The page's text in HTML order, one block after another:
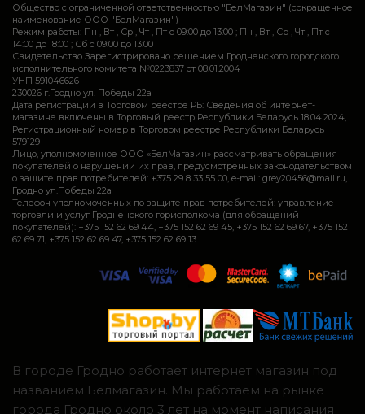
Общество с ограниченной ответственностью "БелМагазин" (сокращенное
наименование ООО "БелМагазин")
Режим работы: Пн , Вт , Ср , Чт , Пт c 09:00 до 13:00 ; Пн , Вт , Ср , Чт , Пт c
14:00 до 18:00 ; Сб c 09:00 до 13:00
Свидетельство Зарегистрировано решением Гродненского городского
исполнительного комитета №0223837 от 08.01.2004
УНП 591046626
230026 г.Гродно ул. Победы 22а
Дата регистрации в Торговом реестре РБ: Сведения об интернет-
магазине включены в Торговый реестр Республики Беларусь 18.04.2024,
Регистрационный номер в Торговом реестре Республики Беларусь
579129
Лицо, уполномоченное ООО «БелМагазин» рассматривать обращения
покупателей о нарушении их прав, предусмотренных законодательством
о защите прав потребителей: +375 29 8 33 55 00, e-mail: grey20456@mail.ru,
Гродно ул.Победы 22а
Телефон уполномоченных по защите прав потребителей: управление
торговли и услуг Гродненского горисполкома (для обращений
покупателей): +375 152 62 69 44, +375 152 62 69 45, +375 152 62 69 67, +375 152
62 69 71, +375 152 62 69 47, +375 152 62 69 13
В городе Гродно работает интернет магазин под
названием Белмагазин. Мы работаем на рынке
города Гродно около 3 лет на момент написания